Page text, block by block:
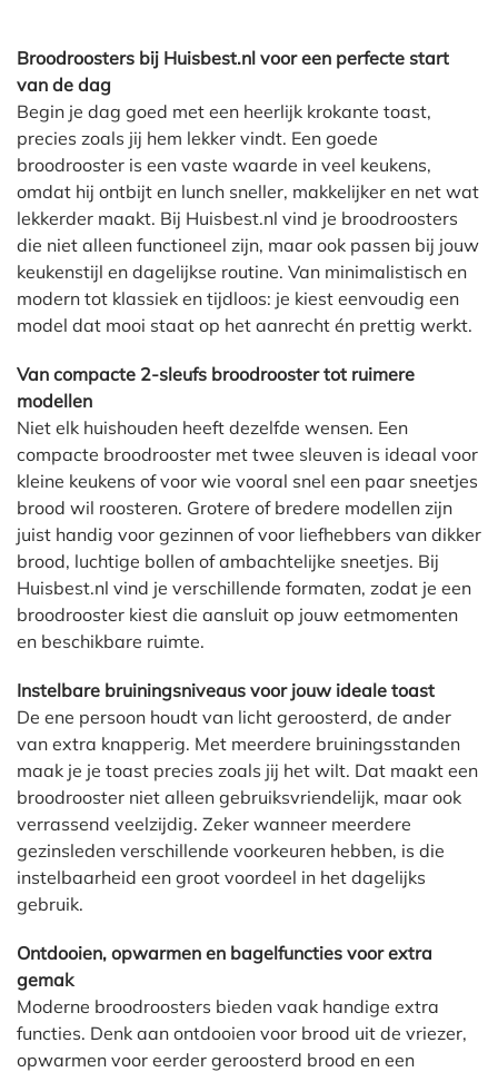
Broodroosters bij Huisbest.nl voor een perfecte start
van de dag
Begin je dag goed met een heerlijk krokante toast,
precies zoals jij hem lekker vindt. Een goede
broodrooster is een vaste waarde in veel keukens,
omdat hij ontbijt en lunch sneller, makkelijker en net wat
lekkerder maakt. Bij Huisbest.nl vind je broodroosters
die niet alleen functioneel zijn, maar ook passen bij jouw
keukenstijl en dagelijkse routine. Van minimalistisch en
modern tot klassiek en tijdloos: je kiest eenvoudig een
model dat mooi staat op het aanrecht én prettig werkt.
Van compacte 2-sleufs broodrooster tot ruimere
modellen
Niet elk huishouden heeft dezelfde wensen. Een
compacte broodrooster met twee sleuven is ideaal voor
kleine keukens of voor wie vooral snel een paar sneetjes
brood wil roosteren. Grotere of bredere modellen zijn
juist handig voor gezinnen of voor liefhebbers van dikker
brood, luchtige bollen of ambachtelijke sneetjes. Bij
Huisbest.nl vind je verschillende formaten, zodat je een
broodrooster kiest die aansluit op jouw eetmomenten
en beschikbare ruimte.
Instelbare bruiningsniveaus voor jouw ideale toast
De ene persoon houdt van licht geroosterd, de ander
van extra knapperig. Met meerdere bruiningsstanden
maak je je toast precies zoals jij het wilt. Dat maakt een
broodrooster niet alleen gebruiksvriendelijk, maar ook
verrassend veelzijdig. Zeker wanneer meerdere
gezinsleden verschillende voorkeuren hebben, is die
instelbaarheid een groot voordeel in het dagelijks
gebruik.
Ontdooien, opwarmen en bagelfuncties voor extra
gemak
Moderne broodroosters bieden vaak handige extra
functies. Denk aan ontdooien voor brood uit de vriezer,
opwarmen voor eerder geroosterd brood en een